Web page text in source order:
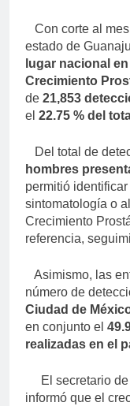
Con corte al
estado de
lugar nacional
Crecimiento
de 21,853
el 22.75 % del
Del total de
hombres
permitió
sintomatología o
Crecimiento
referencia,
Asimismo, las
número de
Ciudad de
en conjunto el
realizadas en el
El secretario de
informó que el